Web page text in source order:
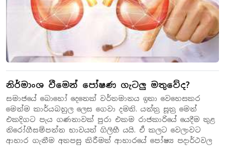
නිර්මාංශ වීමෙන් පෝෂණ ගැටලු මතුවේද?
සමාජයේ බොහෝ දෙනෙක් වර්තමානය ඉතා වෙහෙසකර
මෙන්ම කාර්යබහුල ලෙස ගෙවා දමති. යන්ත්‍ර සූත්‍ර මෙන්
එකදිගට පැය ගණනාවක් පුරා එකම රාජකාරියේ යෙදීම තුළ
නිරෝගීසම්පන්න භාවයත් ගිලිහී යයි. ඒ කලට වෙලාවට
ආහාර ගැනීම අතපසු කිරීමත් ආහාරයේ පෝෂ්‍ය පදාර්ථවල